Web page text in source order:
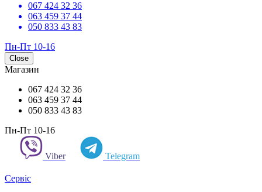
067 424 32 36
063 459 37 44
050 833 43 83
Пн-Пт 10-16
Close
Магазин
067 424 32 36
063 459 37 44
050 833 43 83
Пн-Пт 10-16
Viber Telegram
Сервіс